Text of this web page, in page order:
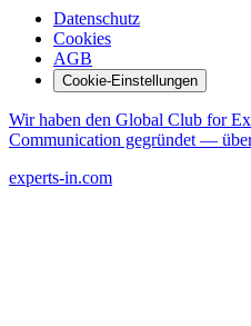
Datenschutz
Cookies
AGB
Cookie-Einstellungen
Wir haben den Global Club for
Communication gegründet —
experts-in.com